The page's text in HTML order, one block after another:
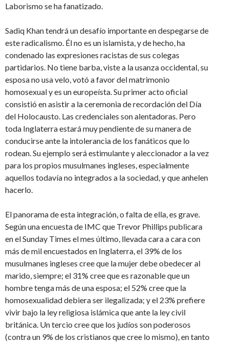
Laborismo se ha fanatizado.
Sadiq Khan tendrá un desafío importante en despegarse de
este radicalismo. Él no es un islamista, y de hecho, ha
condenado las expresiones racistas de sus colegas
partidarios. No tiene barba, viste a la usanza occidental, su
esposa no usa velo, votó a favor del matrimonio
homosexual y es un europeísta. Su primer acto oficial
consistió en asistir a la ceremonia de recordación del Día
del Holocausto. Las credenciales son alentadoras. Pero
toda Inglaterra estará muy pendiente de su manera de
conducirse ante la intolerancia de los fanáticos que lo
rodean. Su ejemplo será estimulante y aleccionador a la vez
para los propios musulmanes ingleses, especialmente
aquellos todavía no integrados a la sociedad, y que anhelen
hacerlo.
El panorama de esta integración, o falta de ella, es grave.
Según una encuesta de IMC que Trevor Phillips publicara
en el Sunday Times el mes último, llevada cara a cara con
más de mil encuestados en Inglaterra, el 39% de los
musulmanes ingleses cree que la mujer debe obedecer al
marido, siempre; el 31% cree que es razonable que un
hombre tenga más de una esposa; el 52% cree que la
homosexualidad debiera ser ilegalizada; y el 23% prefiere
vivir bajo la ley religiosa islámica que ante la ley civil
británica. Un tercio cree que los judíos son poderosos
(contra un 9% de los cristianos que cree lo mismo), en tanto